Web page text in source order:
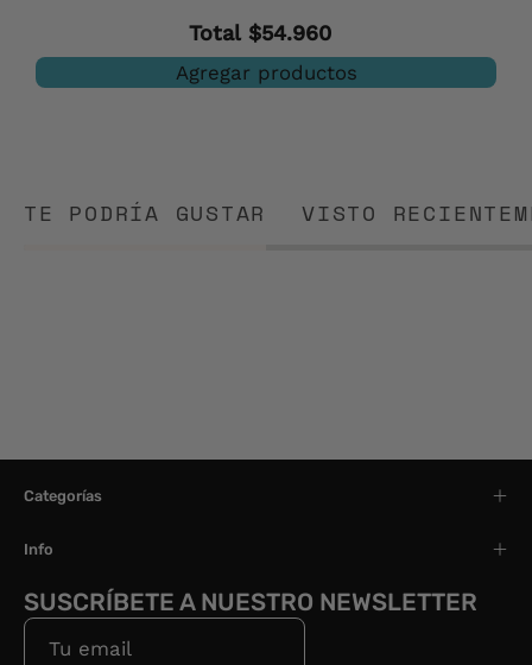
Total $54.960
Agregar productos
TE PODRÍA GUSTAR VISTO
Categorías
Info
SUSCRÍBETE A NUESTRO NEWSLETTER